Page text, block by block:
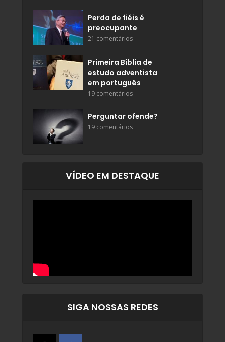
Perda de fiéis é
preocupante
21 comentários
Primeira Bíblia de
estudo adventista
em português
19 comentários
Perguntar ofende?
19 comentários
VÍDEO EM DESTAQUE
SIGA NOSSAS REDES